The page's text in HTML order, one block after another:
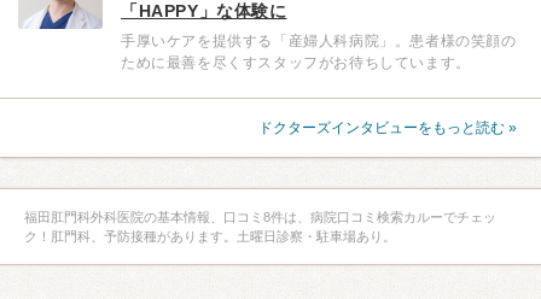
「HAPPY」な体験に
手厚いケアを提供する「産婦人科病院」。患者様の笑顔の
ために最善を尽くすスタッフがお待ちしています。
ドクターズインタビューをもっと読む »
福田肛門科外科医院の基本情報、口コミ8件は、病院口コミ検索カルーでチェッ
ク！肛門科、予防接種があります。土曜日診察・駐車場あり。